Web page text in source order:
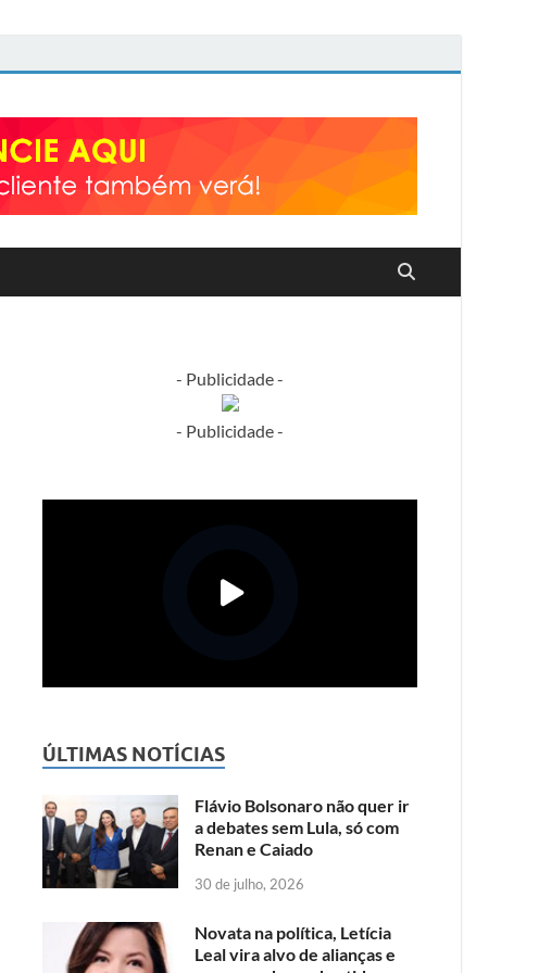
- Publicidade -
- Publicidade -
ÚLTIMAS NOTÍCIAS
Flávio Bolsonaro não quer ir
a debates sem Lula, só com
Renan e Caiado
30 de julho, 2026
Novata na política, Letícia
Leal vira alvo de alianças e